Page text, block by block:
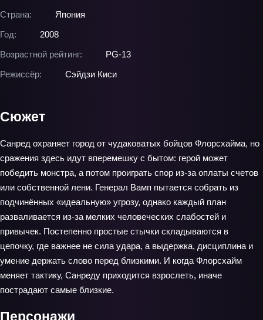
Страна:
Япония
Год:
2008
Возрастной рейтинг:
PG-13
Режиссёр:
Сэйдзи Киси
Сюжет
Санред охраняет город от чудаковатых бойцов Флорсхайма, но
сражения здесь идут вперемешку с бытом: герой может
победить монстра, а потом проиграть спор из‑за оплаты счетов
или собственной лени. Генерал Вамп пытается собрать из
подчинённых «идеальную» угрозу, однако каждый план
разваливается из‑за мелких человеческих слабостей и
привычек. Постепенно простые стычки складываются в
цепочку, где важнее не сила удара, а выдержка, дисциплина и
умение держать слово перед близкими. И когда Флорсхайм
меняет тактику, Санреду приходится взрослеть, иначе
пострадают самые близкие.
Персонажи